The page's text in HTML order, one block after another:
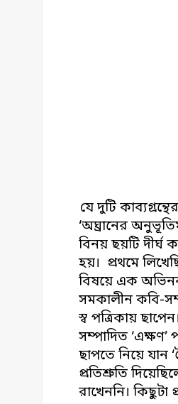
যে দুটি
‘অঘ্রানের
বিনয় ছয়টি দীর্ঘ
হয়। প্রথমে
বিষয়ে এক
সমকালীন কবি-
স্ব পত্রিকায়
সম্পাদিত ‘এক্ষণ’
ছাপতে নিয়ে
প্রতিশ্রুতি
রাখেননি।